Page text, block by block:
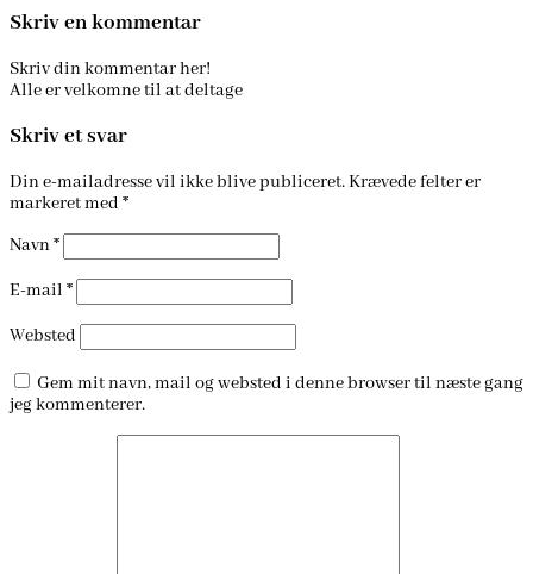
Skriv en kommentar
Skriv din kommentar her!
Alle er velkomne til at deltage
Skriv et svar
Din e-mailadresse vil ikke blive publiceret.Krævede felter er
markeret med *
Navn*
E-mail *
Websted
Gem mit navn, mail og websted i denne browser til næste gang
jeg kommenterer.